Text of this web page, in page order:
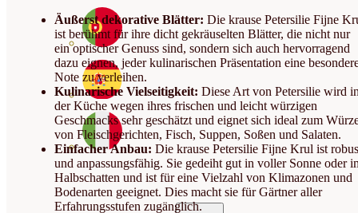
Äußerst dekorative Blätter: Die krause Petersilie Fijne
ist berühmt für ihre dicht gekräuselten Blätter, die nicht nur
ein optischer Genuss sind, sondern sich auch hervorragend
dazu eignen, jeder kulinarischen Präsentation eine
Note zu verleihen.
Kulinarische Vielseitigkeit: Diese Art von Petersilie wird
der Küche wegen ihres frischen und leicht würzigen
Geschmacks sehr geschätzt und eignet sich ideal zum
von Fleischgerichten, Fisch, Suppen, Soßen und Salaten.
Einfacher Anbau: Die krause Petersilie Fijne Krul ist
und anpassungsfähig. Sie gedeiht gut in voller Sonne oder
Halbschatten und ist für eine Vielzahl von Klimazonen und
Bodenarten geeignet. Dies macht sie für Gärtner aller
Erfahrungsstufen zugänglich.